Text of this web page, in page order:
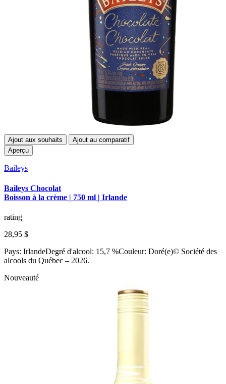
Ajout aux souhaits
Ajout au comparatif
Aperçu
Baileys
Baileys Chocolat
Boisson à la crème | 750 ml | Irlande
rating
28,95 $
Pays: IrlandeDegré d'alcool: 15,7 %Couleur: Doré(e)© Société des
alcools du Québec – 2026.
Nouveauté